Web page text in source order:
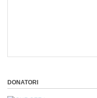
DONATORI